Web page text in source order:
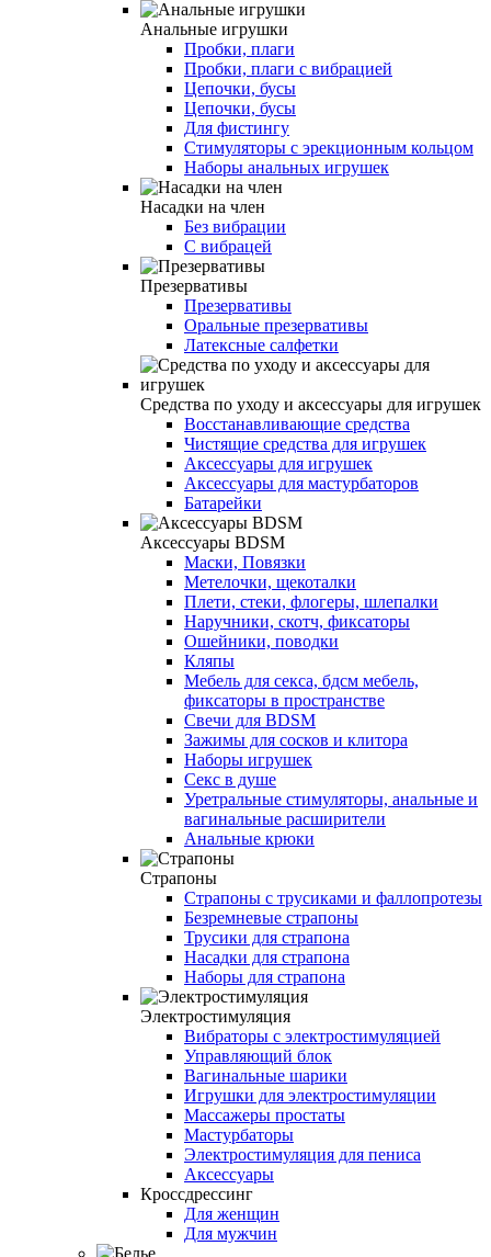
Анальные игрушки
Пробки, плаги
Пробки, плаги с вибрацией
Цепочки, бусы
Цепочки, бусы
Для фистингу
Стимуляторы с эрекционным кольцом
Наборы анальных игрушек
Насадки на член
Без вибрации
С вибрацей
Презервативы
Презервативы
Оральные презервативы
Латексные салфетки
Средства по уходу и аксессуары для игрушек
Восстанавливающие средства
Чистящие средства для игрушек
Аксессуары для игрушек
Аксессуары для мастурбаторов
Батарейки
Аксессуары BDSM
Маски, Повязки
Метелочки, щекоталки
Плети, стеки, флогеры, шлепалки
Наручники, скотч, фиксаторы
Ошейники, поводки
Кляпы
Мебель для секса, бдсм мебель,
фиксаторы в пространстве
Свечи для BDSM
Зажимы для сосков и клитора
Наборы игрушек
Секс в душе
Уретральные стимуляторы, анальные и
вагинальные расширители
Анальные крюки
Страпоны
Страпоны с трусиками и фаллопротезы
Безремневые страпоны
Трусики для страпона
Насадки для страпона
Наборы для страпона
Электростимуляция
Вибраторы с электростимуляцией
Управляющий блок
Вагинальные шарики
Игрушки для электростимуляции
Массажеры простаты
Мастурбаторы
Электростимуляция для пениса
Аксессуары
Кроссдрессинг
Для женщин
Для мужчин